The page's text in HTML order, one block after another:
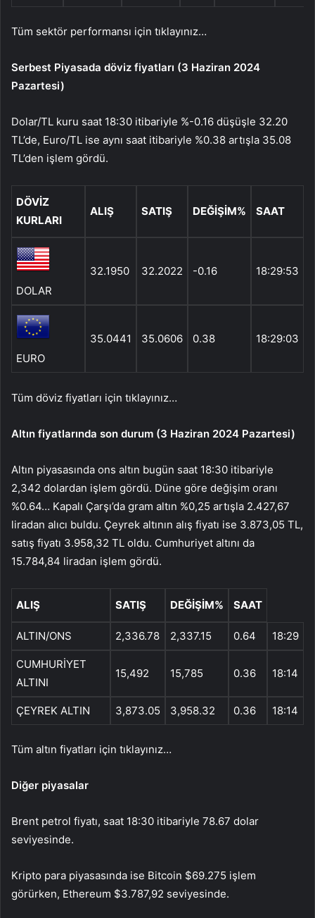
Tüm sektör performansı için tıklayınız…
Serbest Piyasada döviz fiyatları (3 Haziran 2024
Pazartesi)
Dolar/TL kuru saat 18:30 itibariyle %-0.16 düşüşle 32.20
TL’de, Euro/TL ise aynı saat itibariyle %0.38 artışla 35.08
TL’den işlem gördü.
DÖVİZ
KURLARI
ALIŞ SATIŞ DEĞİŞİM% SAAT
DOLAR
32.1950 32.2022 -0.16 18:29:53
EURO
35.0441 35.0606 0.38 18:29:03
Tüm döviz fiyatları için tıklayınız…
Altın fiyatlarında son durum (3 Haziran 2024 Pazartesi)
Altın piyasasında ons altın bugün saat 18:30 itibariyle
2,342 dolardan işlem gördü. Düne göre değişim oranı
%0.64… Kapalı Çarşı’da gram altın %0,25 artışla 2.427,67
liradan alıcı buldu. Çeyrek altının alış fiyatı ise 3.873,05 TL,
satış fiyatı 3.958,32 TL oldu. Cumhuriyet altını da
15.784,84 liradan işlem gördü.
ALIŞ SATIŞ DEĞİŞİM% SAAT
ALTIN/ONS 2,336.78 2,337.15 0.64 18:29
CUMHURİYET
ALTINI
15,492 15,785 0.36 18:14
ÇEYREK ALTIN 3,873.05 3,958.32 0.36 18:14
Tüm altın fiyatları için tıklayınız…
Diğer piyasalar
Brent petrol fiyatı, saat 18:30 itibariyle 78.67 dolar
seviyesinde.
Kripto para piyasasında ise Bitcoin $69.275 işlem
görürken, Ethereum $3.787,92 seviyesinde.